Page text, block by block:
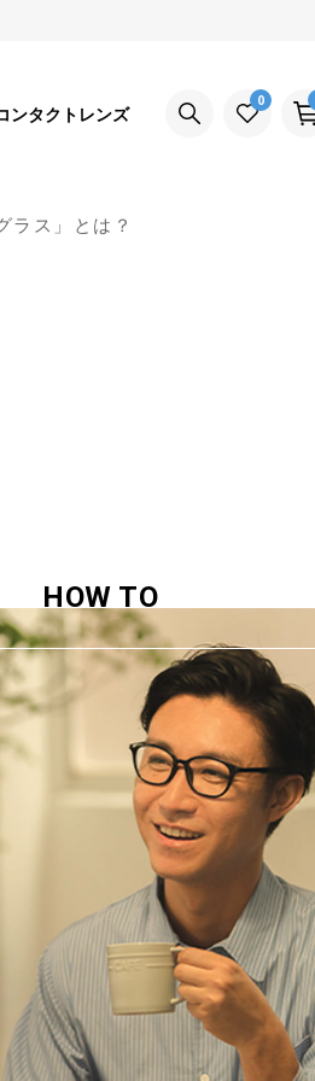
ンタクトレンズ
0
ラス」とは？
HOW TO